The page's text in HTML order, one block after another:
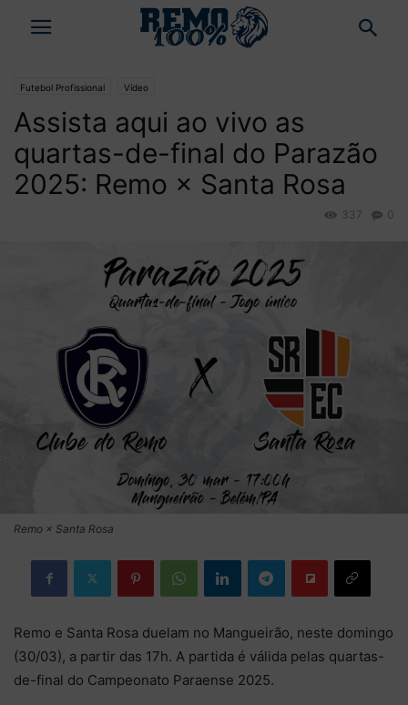
Futebol Profissional Vídeo
Assista aqui ao vivo as
quartas-de-final do Parazão
2025: Remo × Santa Rosa
0
337
Remo × Santa Rosa
Remo e Santa Rosa duelam no Mangueirão, neste domingo
(30/03), a partir das 17h. A partida é válida pelas quartas-
de-final do Campeonato Paraense 2025.